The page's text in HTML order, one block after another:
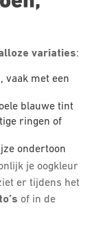
variaties:
vaak met een
blauwe tint
ringen of
ondertoon
je oogkleur
er tijdens het
of in de